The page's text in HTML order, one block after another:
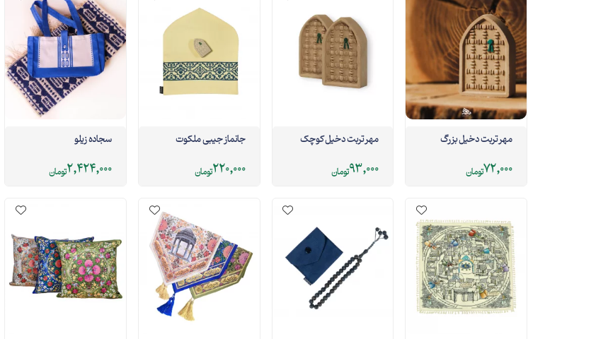
مهر تربت دخیل بزرگ
72,000تومان
مهر تربت دخیل کوچک
93,000تومان
جانماز جیبی ملکوت
220,000تومان
سجاده زیلو
2,424,000تومان